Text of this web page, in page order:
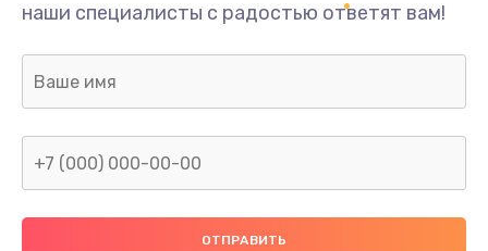
наши специалисты с радостью ответят вам!